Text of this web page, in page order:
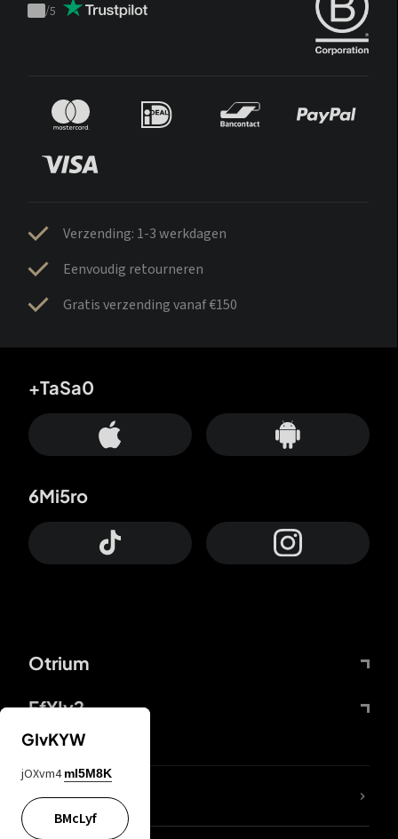
Trustpilot
/5
Verzending: 1-3 werkdagen
Eenvoudig retourneren
Gratis verzending vanaf €150
Otrium
FfYIy2
+TaSa0
6Mi5ro
KIjvtr
GIvKYW
jOXvm4 mI5M8K
BMcLyf